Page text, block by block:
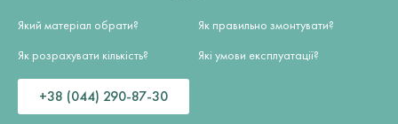
Який матеріал обрати?
Як розрахувати кількість?
Як правильно змонтувати?
Які умови експлуатації?
+38 (044) 290-87-30